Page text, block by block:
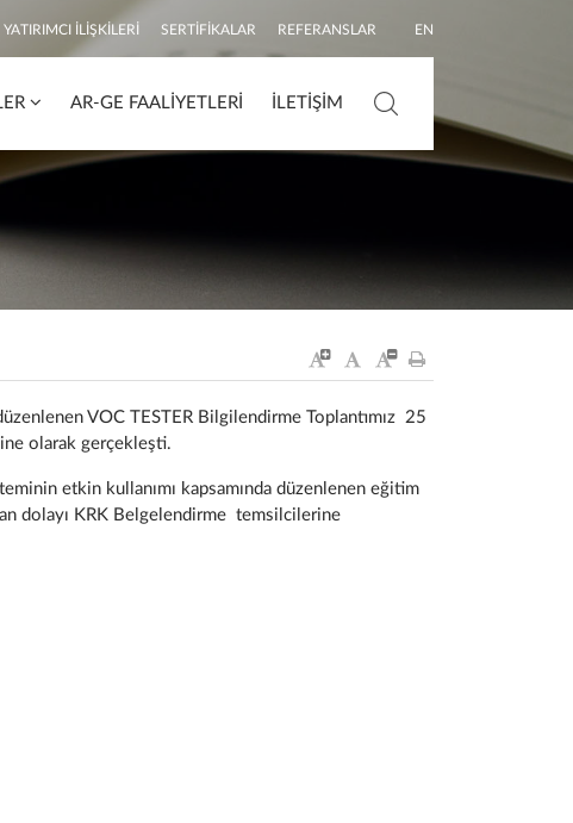
İLIŞKILERI SERTIFIKALAR REFERANSLAR EN
AR-GE FAALIYETLERI İLETIŞIM
VOC TESTER Bilgilendirme Toplantımız 25
olarak gerçekleşti.
etkin kullanımı kapsamında düzenlenen eğitim
dolayı KRK Belgelendirme temsilcilerine